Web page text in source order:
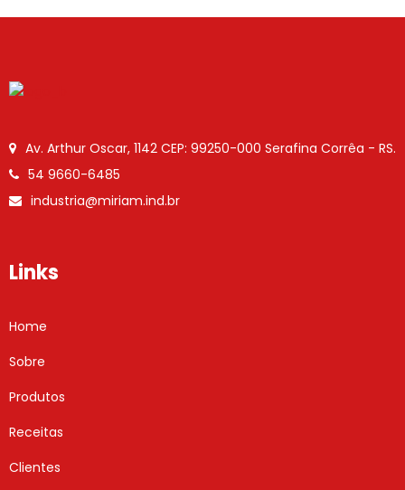
Av. Arthur Oscar, 1142 CEP: 99250-000 Serafina Corrêa - RS.
54 9660-6485
industria@miriam.ind.br
Links
Home
Sobre
Produtos
Receitas
Clientes